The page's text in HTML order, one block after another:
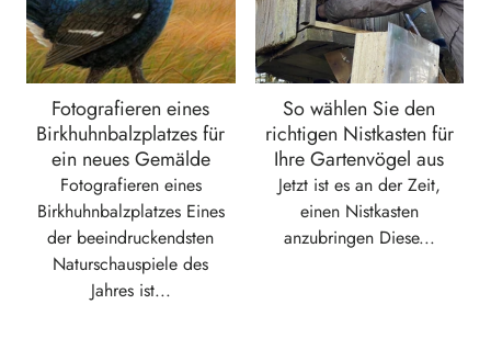
Fotografieren eines
Birkhuhnbalzplatzes für
ein neues Gemälde
Fotografieren eines
Birkhuhnbalzplatzes Eines
der beeindruckendsten
Naturschauspiele des
Jahres ist...
So wählen Sie den
richtigen Nistkasten für
Ihre Gartenvögel aus
Jetzt ist es an der Zeit,
einen Nistkasten
anzubringen Diese...